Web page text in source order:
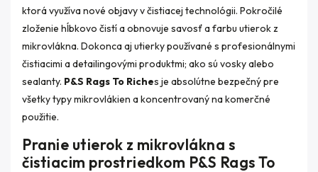
ktorá využíva nové objavy v čistiacej technológii. Pokročilé
zloženie hĺbkovo čistí a obnovuje savosť a farbu utierok z
mikrovlákna. Dokonca aj utierky používané s profesionálnymi
čistiacimi a detailingovými produktmi; ako sú vosky alebo
sealanty. P&S Rags To Riches je absolútne bezpečný pre
všetky typy mikrovlákien a koncentrovaný na komerčné
použitie.
Pranie utierok z mikrovlákna s
čistiacim prostriedkom P&S Rags To